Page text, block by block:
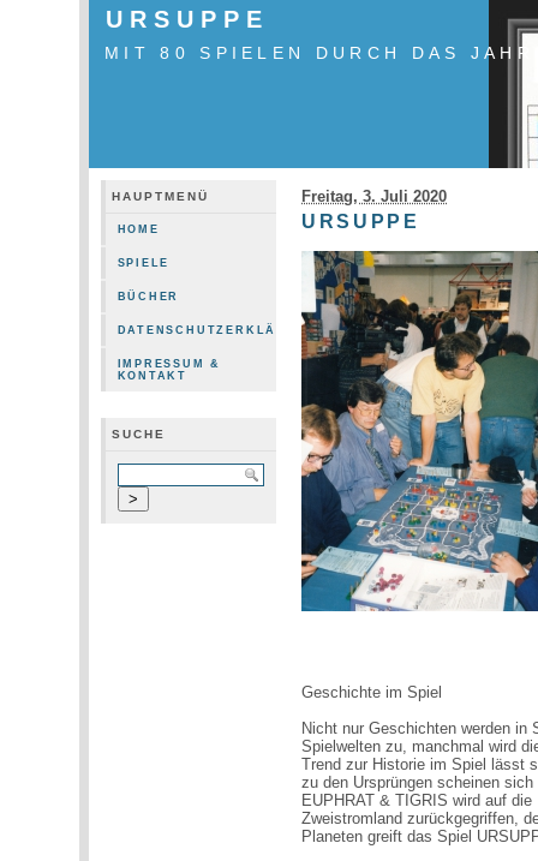
URSUPPE
MIT 80 SPIELEN DURCH DAS JAHR
HAUPTMENÜ
HOME
SPIELE
BÜCHER
DATENSCHUTZERKLÄRUNG
IMPRESSUM &
KONTAKT
SUCHE
Freitag, 3. Juli 2020
URSUPPE
Geschichte im Spiel
Nicht nur Geschichten werden in
Spielwelten zu, manchmal wird
Trend zur Historie im Spiel lässt
zu den Ursprüngen scheinen
EUPHRAT & TIGRIS wird auf
Zweistromland zurückgegriffen,
Planeten greift das Spiel